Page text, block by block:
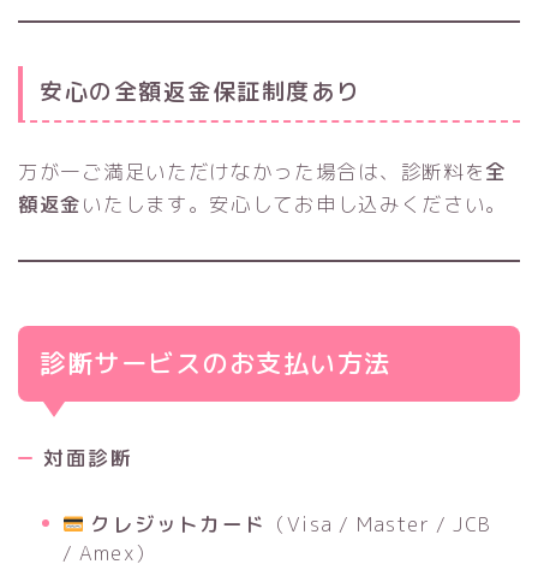
安心の全額返金保証制度あり
万が一ご満足いただけなかった場合は、診断料を全
額返金いたします。安心してお申し込みください。
診断サービスのお支払い方法
対面診断
クレジットカード （Visa / Master / JCB
/ Amex）